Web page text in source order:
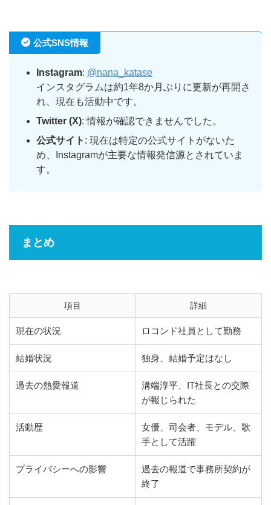
公式SNS情報
Instagram: @nana_katase
インスタグラムは約1年8か月ぶりに更新が再開さ
れ、現在も活動中です。
Twitter (X): 情報が確認できませんでした。
公式サイト : 現在は特定の公式サイトがないた
め、Instagramが主要な情報発信源とされていま
す。
まとめ
項目 詳細
現在の状況 ロコンド社員として勤務
結婚状況 独身、結婚予定はなし
過去の熱愛報道
溝端淳平、IT社長との交際
が報じられた
活動歴
女優、司会者、モデル、歌
手として活躍
プライバシーへの影響
過去の報道で事務所契約が
終了